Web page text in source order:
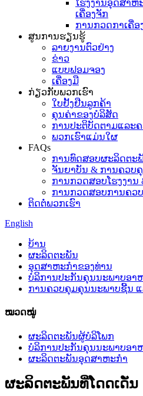
ໂຮງງານອຸດສາ
ເຄື່ອງຈັກ
ການກວດກາເຄື່
ສູນການຮຽນຮູ້
ລາຍງານຕົວຢ່າງ
ຂ່າວ
ແບບຟອມຈອງ
ເຄື່ອງມື
ກ່ຽວກັບພວກເຮົາ
ໃບຢັ້ງຢືນລູກຄ້າ
ຄຸນຄ່າຂອງບໍລິສັດ
ການປະຕິບັດຕາມແລະ
ພວກເຮົາແມ່ນໃຜ
FAQs
ການທົດສອບຜະລິດຕະ
ຈັນຍາບັນ & ການຄວບ
ການກວດສອບໂຮງງາ
ການກວດສອບການຄວ
ຕິດຕໍ່ພວກເຮົາ
English
ບ້ານ
ຜະລິດຕະພັນ
ອຸດ​ສາ​ຫະ​ກໍາ​ຂອງ​ທ່ານ​
ບໍລິການປະກັນຄຸນນະພາບອາ
ການຄວບຄຸມຄຸນນະພາບຊີ້ນ
ໝວດໝູ່
ຜະລິດຕະພັນຜູ້ບໍລິໂພກ
ບໍລິການປະກັນຄຸນນະພາບອາ
ຜະລິດຕະພັນອຸດສາຫະກໍາ
ຜະລິດຕະພັນທີ່ໂດດເດັ່ນ